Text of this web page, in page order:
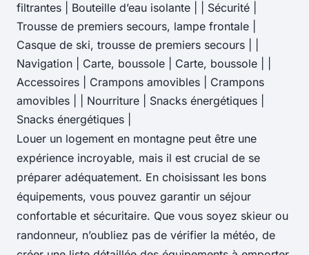
filtrantes | Bouteille d’eau isolante | | Sécurité |
Trousse de premiers secours, lampe frontale |
Casque de ski, trousse de premiers secours | |
Navigation | Carte, boussole | Carte, boussole | |
Accessoires | Crampons amovibles | Crampons
amovibles | | Nourriture | Snacks énergétiques |
Snacks énergétiques |
Louer un logement en montagne peut être une
expérience incroyable, mais il est crucial de se
préparer adéquatement. En choisissant les bons
équipements, vous pouvez garantir un séjour
confortable et sécuritaire. Que vous soyez skieur ou
randonneur, n’oubliez pas de vérifier la météo, de